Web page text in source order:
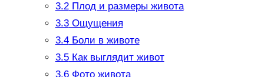
3.2Плод и размеры живота
3.3Ощущения
3.4Боли в животе
3.5Как выглядит живот
3.6Фото живота